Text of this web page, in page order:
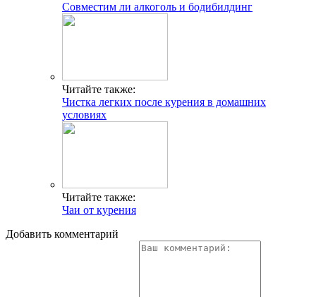
Совместим ли алкоголь и бодибилдинг
Читайте также:
Чистка легких после курения в домашних
условиях
Читайте также:
Чаи от курения
Добавить комментарий